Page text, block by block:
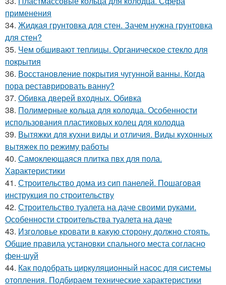
применения
34. Жидкая грунтовка для стен. Зачем нужна грунтовка
для стен?
35. Чем обшивают теплицы. Органическое стекло для
покрытия
36. Восстановление покрытия чугунной ванны. Когда
пора реставрировать ванну?
37. Обивка дверей входных. Обивка
38. Полимерные кольца для колодца. Особенности
использования пластиковых колец для колодца
39. Вытяжки для кухни виды и отличия. Виды кухонных
вытяжек по режиму работы
40. Самоклеющаяся плитка пвх для пола.
Характеристики
41. Строительство дома из сип панелей. Пошаговая
инструкция по строительству
42. Строительство туалета на даче своими руками.
Особенности строительства туалета на даче
43. Изголовье кровати в какую сторону должно стоять.
Общие правила установки спального места согласно
фен-шуй
44. Как подобрать циркуляционный насос для системы
отопления. Подбираем технические характеристики